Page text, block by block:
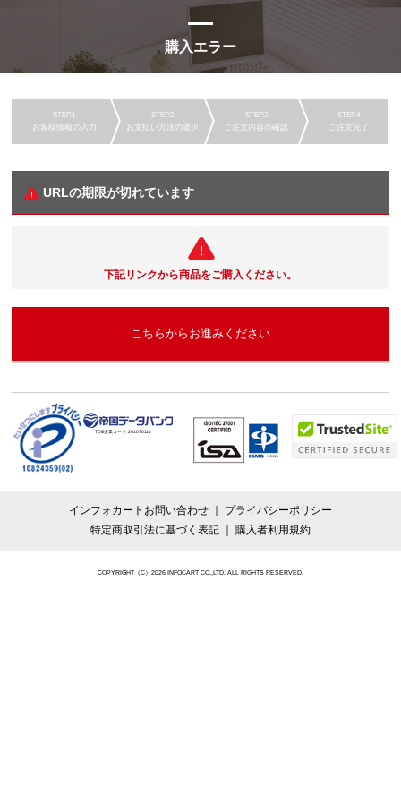
購入エラー
お客様情報の入力 お支払い方法の選択 ご注文内容の確認 ご注文完了
URLの期限が切れています
下記リンクから商品をご購入ください。
こちらからお進みください
TDB企業コード:261070114
インフォカートお問い合わせ
プライバシーポリシー
特定商取引法に基づく表記
購入者利用規約
COPYRIGHT（C）2026 INFOCART CO.,LTD. ALL RIGHTS RESERVED.